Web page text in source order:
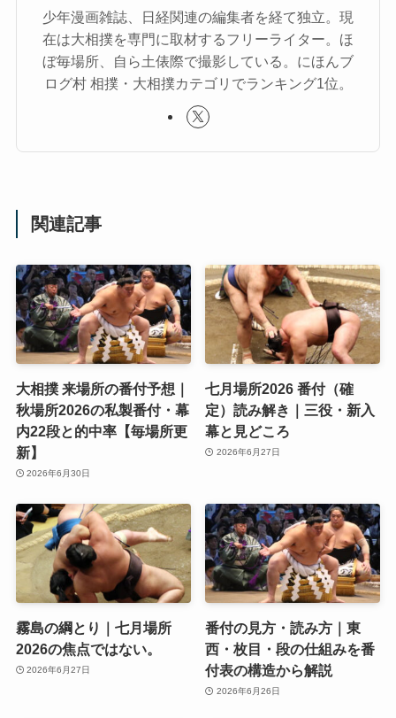
少年漫画雑誌、日経関連の編集者を経て独立。現
在は大相撲を専門に取材するフリーライター。ほ
ぼ毎場所、自ら土俵際で撮影している。にほんブ
ログ村 相撲・大相撲カテゴリでランキング1位。
関連記事
大相撲 来場所の番付予想｜
秋場所2026の私製番付・幕
内22段と的中率【毎場所更
新】
2026年6月30日
七月場所2026 番付（確
定）読み解き｜三役・新入
幕と見どころ
2026年6月27日
霧島の綱とり｜七月場所
2026の焦点ではない。
2026年6月27日
番付の見方・読み方｜東
西・枚目・段の仕組みを番
付表の構造から解説
2026年6月26日